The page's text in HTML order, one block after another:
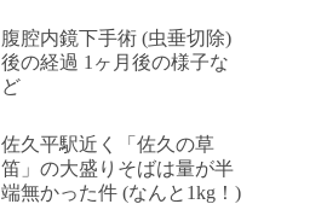
腹腔内鏡下手術 (虫垂切除)
後の経過 1ヶ月後の様子な
ど
佐久平駅近く「佐久の草
笛」の大盛りそばは量が半
端無かった件 (なんと1kg！)